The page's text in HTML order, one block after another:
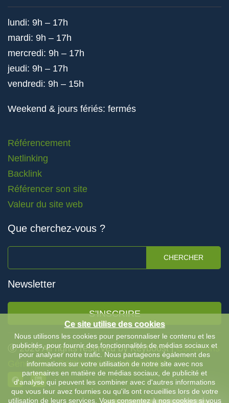
lundi: 9h – 17h
mardi: 9h – 17h
mercredi: 9h – 17h
jeudi: 9h – 17h
vendredi: 9h – 15h
Weekend & jours fériés: fermés
Référencement
Netlinking
Backlink
Référencer son site
Valeur du site web
Que cherchez-vous ?
CHERCHER
Newsletter
S'INSCRIRE
Ⓒ 2026 All rights reserved by Keyboost |Conditions
Générales-Politique de Confidentialité
Ce site utilise des cookies
Nous utilisons les cookies pour personnaliser le contenu et les
publicités, pour fournir des fonctionnalités de médias sociaux et
pour analyser notre trafic. Nous partageons également des
informations sur votre utilisation de notre site avec nos
partenaires en matière de médias sociaux, de publicité et
d'analyse qui peuvent les combiner avec d'autres informations
que vous leur avez fournies ou qu'ils ont recueillies lors de votre
utilisation de leurs services. Vous consentez à nos cookies si vous